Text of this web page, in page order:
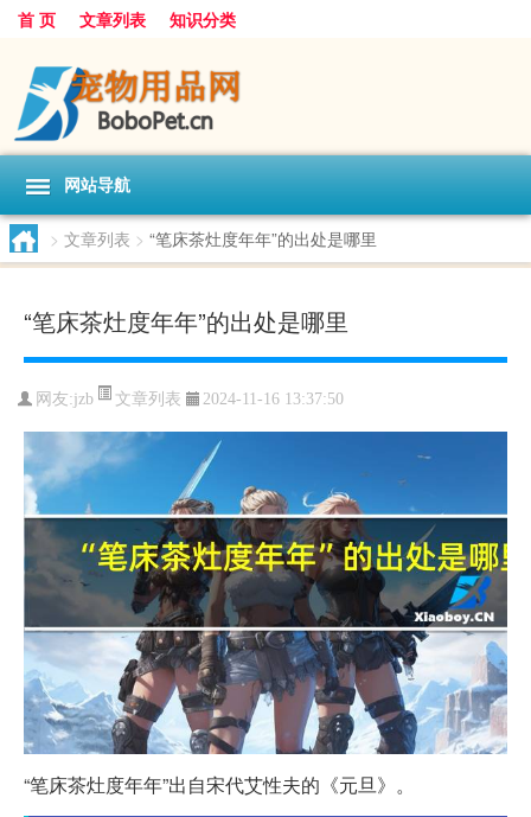
首 页 文章列表 知识分类
网站导航
> 文章列表 > “笔床茶灶度年年”的出处是哪里
“笔床茶灶度年年”的出处是哪里
网友:jzb 文章列表 2024-11-16 13:37:50
“笔床茶灶度年年”出自宋代艾性夫的《元旦》。